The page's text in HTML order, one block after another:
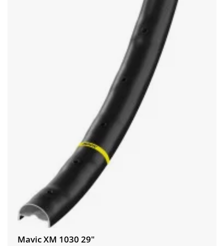
Mavic XM 1030 29"